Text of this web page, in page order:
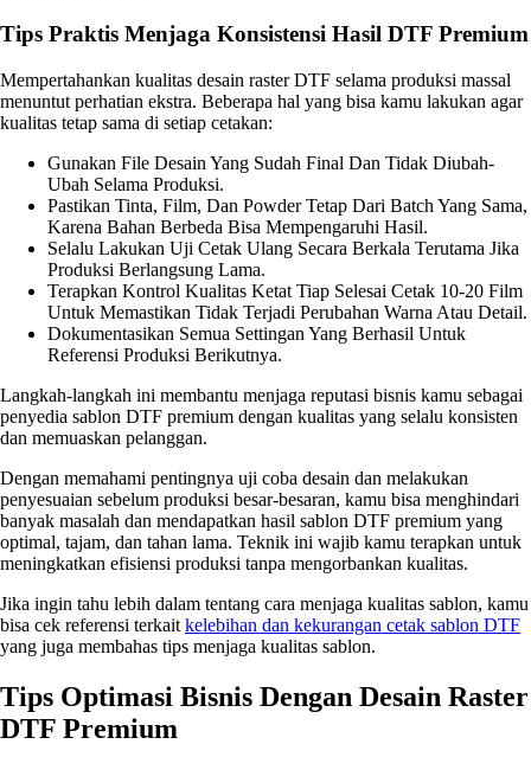
Tips Praktis Menjaga Konsistensi Hasil DTF Premium
Mempertahankan kualitas desain raster DTF selama produksi massal
menuntut perhatian ekstra. Beberapa hal yang bisa kamu lakukan agar
kualitas tetap sama di setiap cetakan:
Gunakan File Desain Yang Sudah Final Dan Tidak Diubah-
Ubah Selama Produksi.
Pastikan Tinta, Film, Dan Powder Tetap Dari Batch Yang Sama,
Karena Bahan Berbeda Bisa Mempengaruhi Hasil.
Selalu Lakukan Uji Cetak Ulang Secara Berkala Terutama Jika
Produksi Berlangsung Lama.
Terapkan Kontrol Kualitas Ketat Tiap Selesai Cetak 10-20 Film
Untuk Memastikan Tidak Terjadi Perubahan Warna Atau Detail.
Dokumentasikan Semua Settingan Yang Berhasil Untuk
Referensi Produksi Berikutnya.
Langkah-langkah ini membantu menjaga reputasi bisnis kamu sebagai
penyedia sablon DTF premium dengan kualitas yang selalu konsisten
dan memuaskan pelanggan.
Dengan memahami pentingnya uji coba desain dan melakukan
penyesuaian sebelum produksi besar-besaran, kamu bisa menghindari
banyak masalah dan mendapatkan hasil sablon DTF premium yang
optimal, tajam, dan tahan lama. Teknik ini wajib kamu terapkan untuk
meningkatkan efisiensi produksi tanpa mengorbankan kualitas.
Jika ingin tahu lebih dalam tentang cara menjaga kualitas sablon, kamu
bisa cek referensi terkait kelebihan dan kekurangan cetak sablon DTF
yang juga membahas tips menjaga kualitas sablon.
Tips Optimasi Bisnis Dengan Desain Raster
DTF Premium